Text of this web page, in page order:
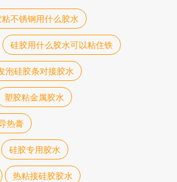
不锈钢用什么胶水
硅胶用什么胶水可以粘住铁
泡硅胶条对接胶水
塑胶粘金属胶水
热膏
硅胶专用胶水
热粘接硅胶胶水